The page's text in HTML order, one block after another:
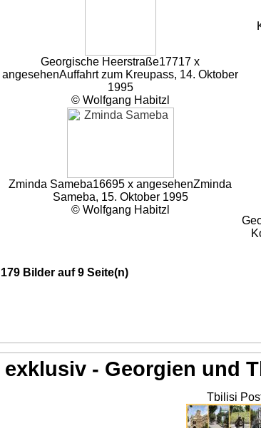
Georgische Heerstraße17717 x
angesehenAuffahrt zum Kreupass, 14. Oktober
1995
© Wolfgang Habitzl
Zminda Sameba16695 x angesehenZminda
Sameba, 15. Oktober 1995
© Wolfgang Habitzl
179 Bilder auf 9 Seite(n)
exklusiv - Georgien und
Tbilisi